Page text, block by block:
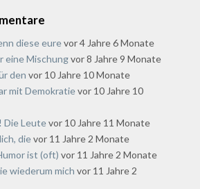
diese eurevor 4 Jahre 6 Monate
eine Mischungvor 8 Jahre 9 Monate
den vor 10 Jahre 10 Monate
mit Demokratievor 10 Jahre 10
Die Leutevor 10 Jahre 11 Monate
dievor 11 Jahre 2 Monate
ist (oft) vor 11 Jahre 2 Monate
wiederum mich vor 11 Jahre 2